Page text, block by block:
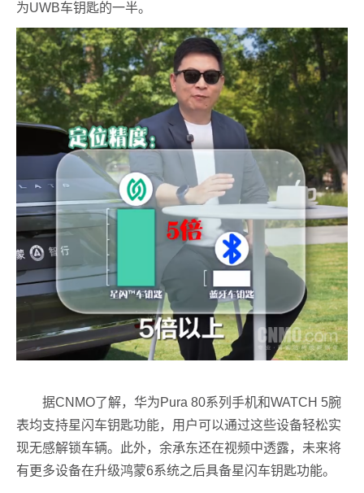
为UWB车钥匙的一半。
据CNMO了解，华为Pura 80系列手机和WATCH 5腕
表均支持星闪车钥匙功能，用户可以通过这些设备轻松实
现无感解锁车辆。此外，余承东还在视频中透露，未来将
有更多设备在升级鸿蒙6系统之后具备星闪车钥匙功能。